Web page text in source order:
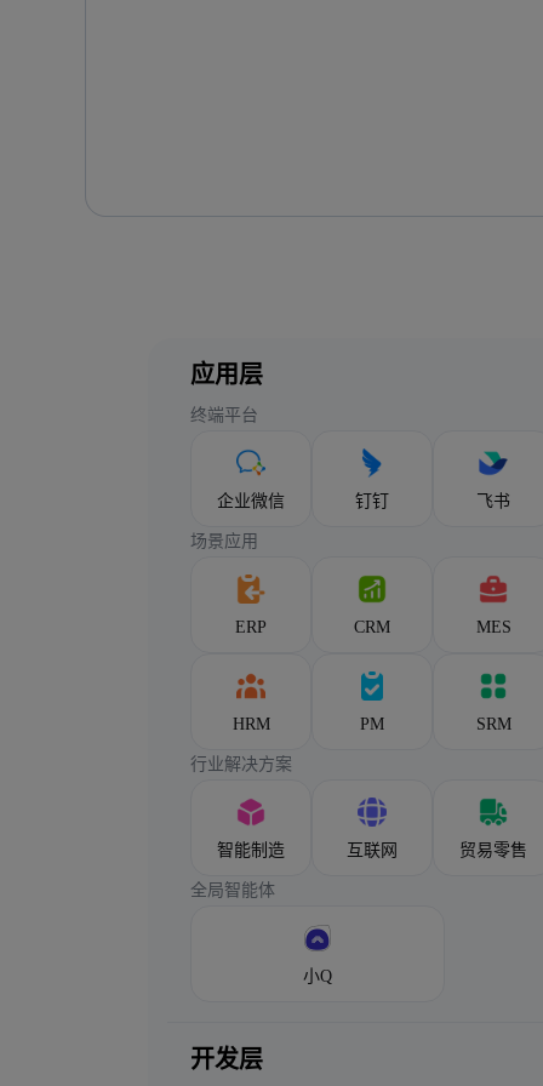
应用层
终端平台
企业微信 钉钉 飞书
场景应用
ERP CRM MES
HRM PM SRM
行业解决方案
智能制造 互联网 贸易零售
全局智能体
小Q
开发层